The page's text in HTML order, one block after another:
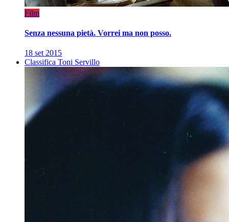
Film
Senza nessuna pietà. Vorrei ma non posso.
18 set 2015
Classifica Toni Servillo